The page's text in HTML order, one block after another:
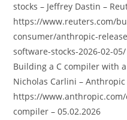
stocks – Jeffrey Dastin –
https://www.reuters.com/
consumer/anthropic-
software-stocks-2026-02-
Building a C compiler with
Nicholas Carlini –
https://
compiler – 05.02.2026